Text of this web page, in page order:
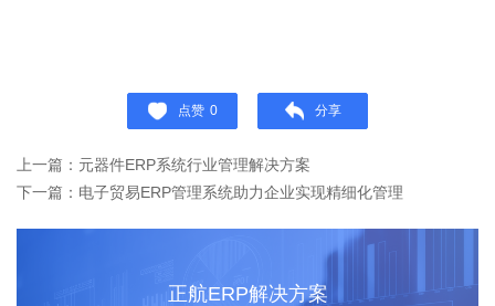
点赞 0 分享
上一篇：元器件ERP系统行业管理解决方案
下一篇：电子贸易ERP管理系统助力企业实现精细化管理
正航ERP解决方案